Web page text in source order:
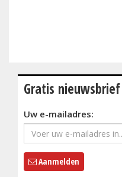
Gratis nieuwsbrief
Uw e-mailadres:
Aanmelden